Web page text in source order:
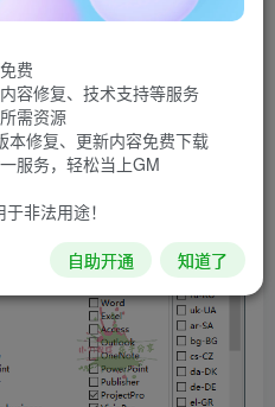
2021 的各个版本，离线安
激活Office，可选内置
费
容修复、技术支持等服务
需资源
本修复、更新内容免费下载
服务，轻松当上GM
非法用途！
自助开通 知道了